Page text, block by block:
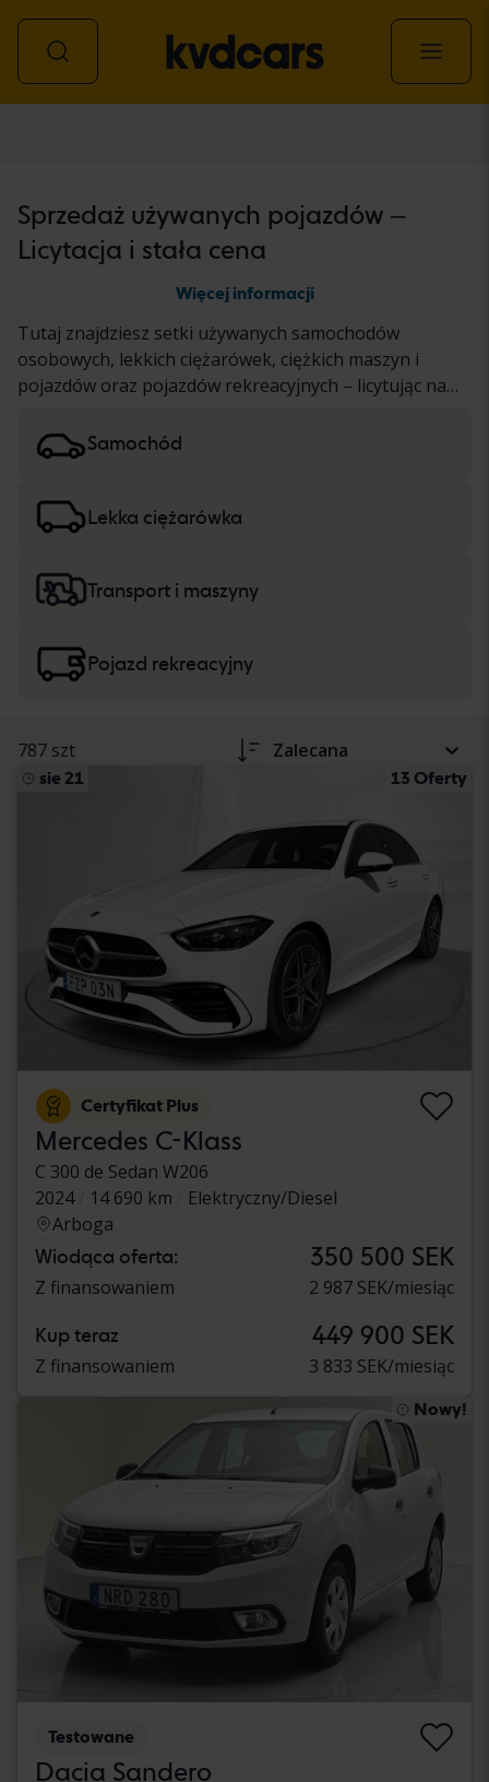
Sprzedaż używanych pojazdów –
Licytacja i stała cena
Więcej informacji
Tutaj znajdziesz setki używanych samochodów
osobowych, lekkich ciężarówek, ciężkich maszyn i
pojazdów oraz pojazdów rekreacyjnych – licytując na
dokładny test KVD lub został udokumentowany w
oparciu o standardowy protokół. Wyniki prezentujemy
samochodów osobowych i lekkich ciężarówek
rekreacyjnych
Samochód
Lekka ciężarówka
Transport i maszyny
Pojazd rekreacyjny
787 szt Zalecana
sie 21 13 Oferty
Certyfikat Plus
Mercedes C-Klass
C 300 de Sedan W206
2024
14 690 km
Elektryczny/Diesel
Arboga
Wiodąca oferta: 350 500 SEK
Z finansowaniem 2 987 SEK/miesiąc
Kup teraz 449 900 SEK
Z finansowaniem 3 833 SEK/miesiąc
Nowy!
Testowane
Dacia Sandero